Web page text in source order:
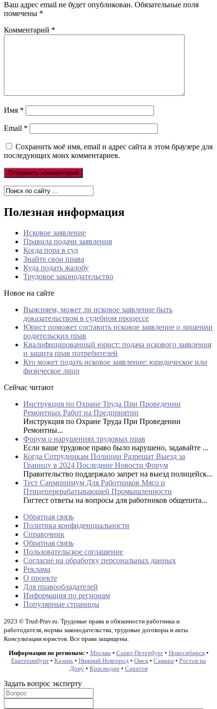
Ваш адрес email не будет опубликован. Обязательные поля
помечены *
Комментарий *
Имя *
Email *
Сохранить моё имя, email и адрес сайта в этом браузере для
последующих моих комментариев.
Полезная информация
Исковое заявление
Правила подачи заявления
Когда пора в суд
Знайте свои права
Куда подать жалобу
Трудовое законодательство
Новое на сайте
Выясняем, может ли исковое заявление быть
доказательством в судебном процессе
Юрист поможет составить исковое заявление о лишении
родительских прав
Квалифицированный юрист: подача искового заявления
и защита прав потребителей
Кто может подать исковое заявление: юридическое или
физическое лицо
Сейчас читают
Инструкция по Охране Труда При Проведении
Ремонтных Работ на Предприятии
Инструкция по Охране Труда При Проведении
Ремонтны...
Форум о нарушениях трудовых прав
Если ваше трудовое право было нарушено, задавайте ...
Когда Сотрудникам Полиции Разрешат Выезд за
Границу в 2024 Последние Новости Форум
Правительство поддержало запрет на выезд полицейск...
Тест Санминимум Для Работников Мясо и
Птицеперерабатывающей Промышленности
Гигтест ответы на вопросы для работников общепита...
Обратная связь
Политика конфиденциальности
Справочник
Обратная связь
Пользовательское соглашение
Согласие на обработку персональных данных
Реклама
О проекте
Для правообладателей
Информация по регионам
Популярные страницы
2023 © Trud-Prav.ru. Трудовые права и обязанности работника и
работодателя, нормы законодательства, трудовые договоры и акты.
Консультации юристов. Все права защищены.
Информация по регионам: • Москва• Санкт-Петербург• Новосибирск•
Екатеринбург • Казань • Нижний Новгород • Омск • Самара • Ростов на
Дону• Краснодар • Саратов
Задать вопрос эксперту